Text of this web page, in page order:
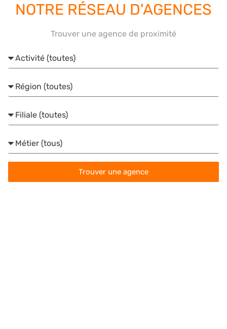
NOTRE RÉSEAU D'AGENCES
Trouver une agence de proximité
Activité
Région
Filiale
Métier
Trouver une agence